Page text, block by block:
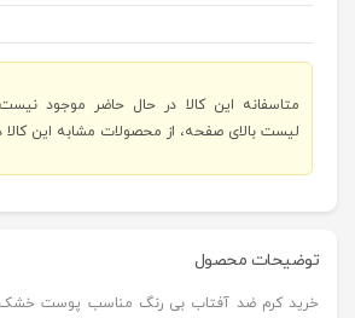
متاسفانه این کالا در حال حاضر موجود
لیست بالای صفحه، از محصولات مشابه این کالا
توضیحات محصول